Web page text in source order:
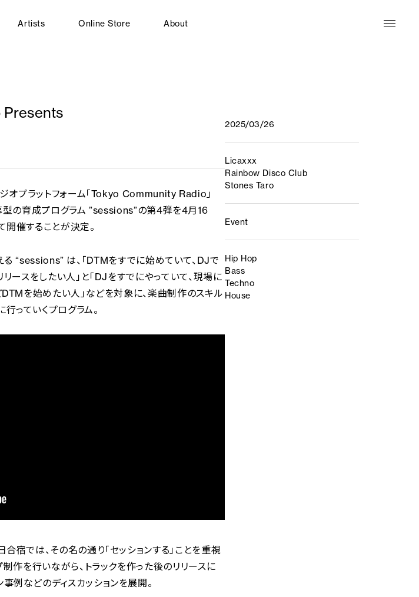
Artists Online Store About
Presents
オプラットフォーム「Tokyo Community Radio」
募型の育成プログラム ”sessions”の第4弾を4月16
催することが決定。
“sessions” は、「DTMをすでに始めていて、DJで
ースをしたい人」と「DJをすでにやっていて、現場に
を始めたい人」などを対象に、楽曲制作のスキル
っていくプログラム。
宿では、その名の通り「セッションする」ことを重視
作を行いながら、トラックを作った後のリリースに
例などのディスカッションを展開。
2025/03/26
Licaxxx
Rainbow Disco Club
Stones Taro
Event
Hip Hop
Bass
Techno
House